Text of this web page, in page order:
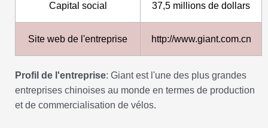
Capital social 37,5 millions de dollars
Site web de l'entreprise http://www.giant.com.cn
Profil de l'entreprise: Giant est l'une des plus grandes
entreprises chinoises au monde en termes de production
et de commercialisation de vélos.